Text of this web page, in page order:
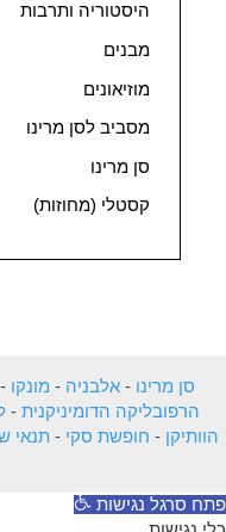
היסטוריה ותרבות
מבנים
מוזיאונים
מסביב לסן מרינו
סן מרינו
קסטלי (מחוזות)
סן מרינו -אלבניה - מונקו
הרפובליקה הדומיניקנית -
הוותיקן - חופשת סקי -תנאי
פתח סרגל נגישות